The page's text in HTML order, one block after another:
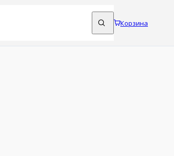
Корзина